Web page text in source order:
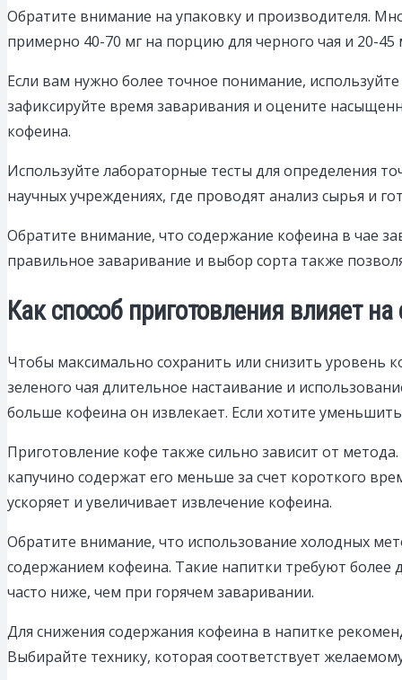
Обратите внимание на упаковку и производителя.
примерно 40-70 мг на порцию для черного чая и 20-
Если вам нужно более точное понимание,
зафиксируйте время заваривания и оцените
кофеина.
Используйте лабораторные тесты для определения
научных учреждениях, где проводят анализ сырья и
Обратите внимание, что содержание кофеина в чае
правильное заваривание и выбор сорта также
Как способ приготовления влияет
Чтобы максимально сохранить или снизить уровень
зеленого чая длительное настаивание и
больше кофеина он извлекает. Если хотите
Приготовление кофе также сильно зависит от
капучино содержат его меньше за счет короткого
ускоряет и увеличивает извлечение кофеина.
Обратите внимание, что использование холодных
содержанием кофеина. Такие напитки требуют более
часто ниже, чем при горячем заваривании.
Для снижения содержания кофеина в напитке
Выбирайте технику, которая соответствует